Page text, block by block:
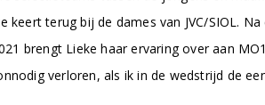
keert terug bij de dames van JVC/SIOL.
brengt Lieke haar ervaring over aan
verloren, als ik in de wedstrijd de